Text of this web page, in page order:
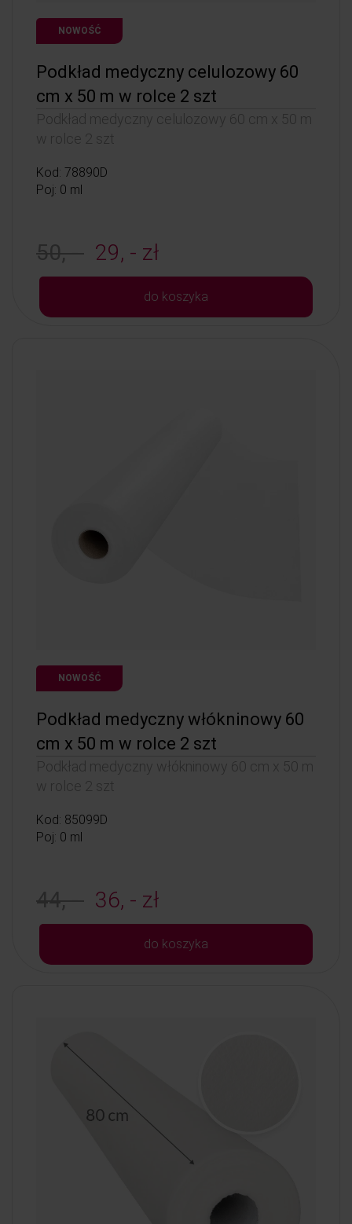
NOWOŚĆ
Podkład medyczny celulozowy 60
cm x 50 m w rolce 2 szt
Podkład medyczny celulozowy 60 cm x 50 m
w rolce 2 szt
Kod: 78890D
Poj: 0 ml
50, - 29, - zł
do koszyka
NOWOŚĆ
Podkład medyczny włókninowy 60
cm x 50 m w rolce 2 szt
Podkład medyczny włókninowy 60 cm x 50 m
w rolce 2 szt
Kod: 85099D
Poj: 0 ml
44, - 36, - zł
do koszyka